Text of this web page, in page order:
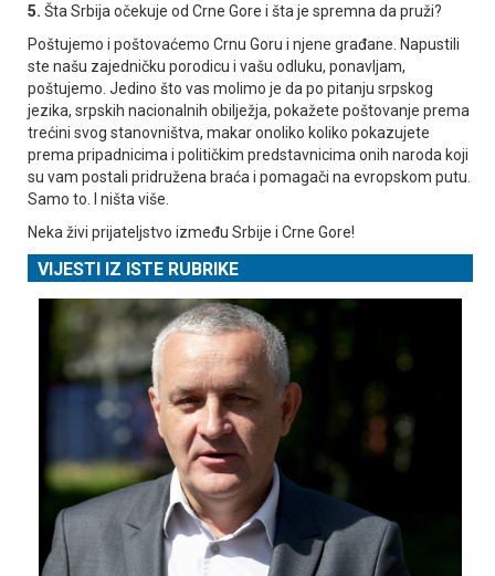
5. Šta Srbija očekuje od Crne Gore i šta je spremna da pruži?
Poštujemo i poštovaćemo Crnu Goru i njene građane. Napustili
ste našu zajedničku porodicu i vašu odluku, ponavljam,
poštujemo. Јedino što vas molimo je da po pitanju srpskog
jezika, srpskih nacionalnih obilježja, pokažete poštovanje prema
trećini svog stanovništva, makar onoliko koliko pokazujete
prema pripadnicima i političkim predstavnicima onih naroda koji
su vam postali pridružena braća i pomagači na evropskom putu.
Samo to. I ništa više.
Neka živi prijateljstvo između Srbije i Crne Gore!
VIJESTI IZ ISTE RUBRIKE